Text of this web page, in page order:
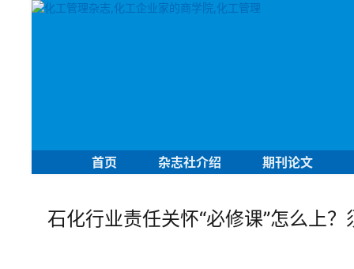
首页 杂志社介绍 期刊论文
石化行业责任关怀“必修课”怎么上